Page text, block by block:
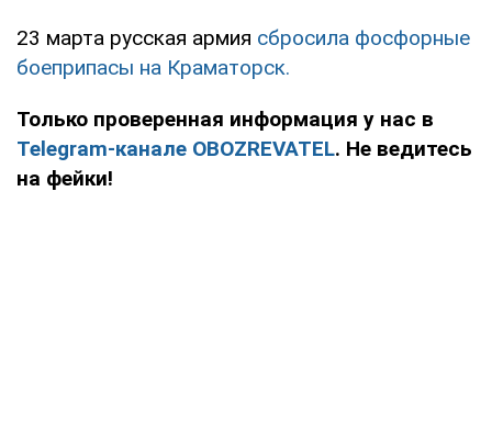
23 марта русская армия сбросила фосфорные
боеприпасы на Краматорск.
Только проверенная информация у нас в
Telegram-канале OBOZREVATEL. Не ведитесь
на фейки!